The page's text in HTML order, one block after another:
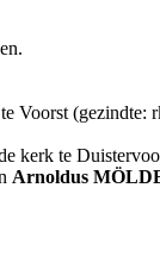
Voorst
kerk te
Arnoldus